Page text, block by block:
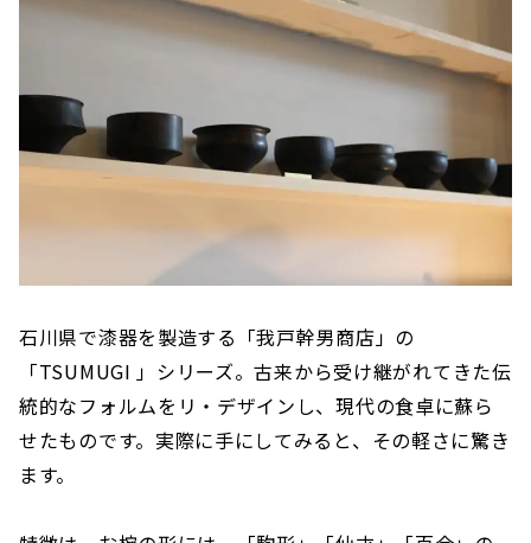
石川県で漆器を製造する「我戸幹男商店」の
「TSUMUGI 」シリーズ。古来から受け継がれてきた伝
統的なフォルムをリ・デザインし、現代の食卓に蘇ら
せたものです。実際に手にしてみると、その軽さに驚き
ます。